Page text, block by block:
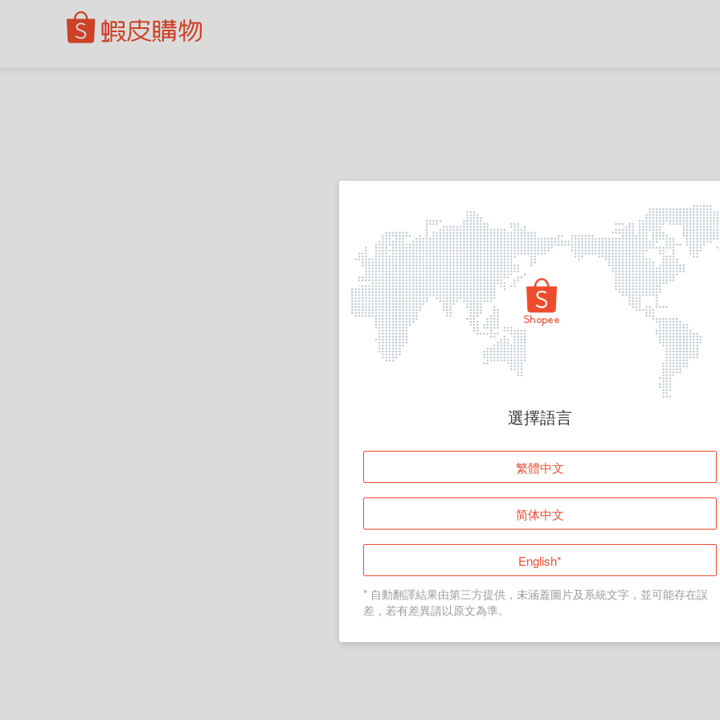
頁面無法顯示
登入
返回首頁
選擇語言
繁體中文
简体中文
English*
* 自動翻譯結果由第三方提供，未涵蓋圖片及系統文字，並可能存在誤
差，若有差異請以原文為準。